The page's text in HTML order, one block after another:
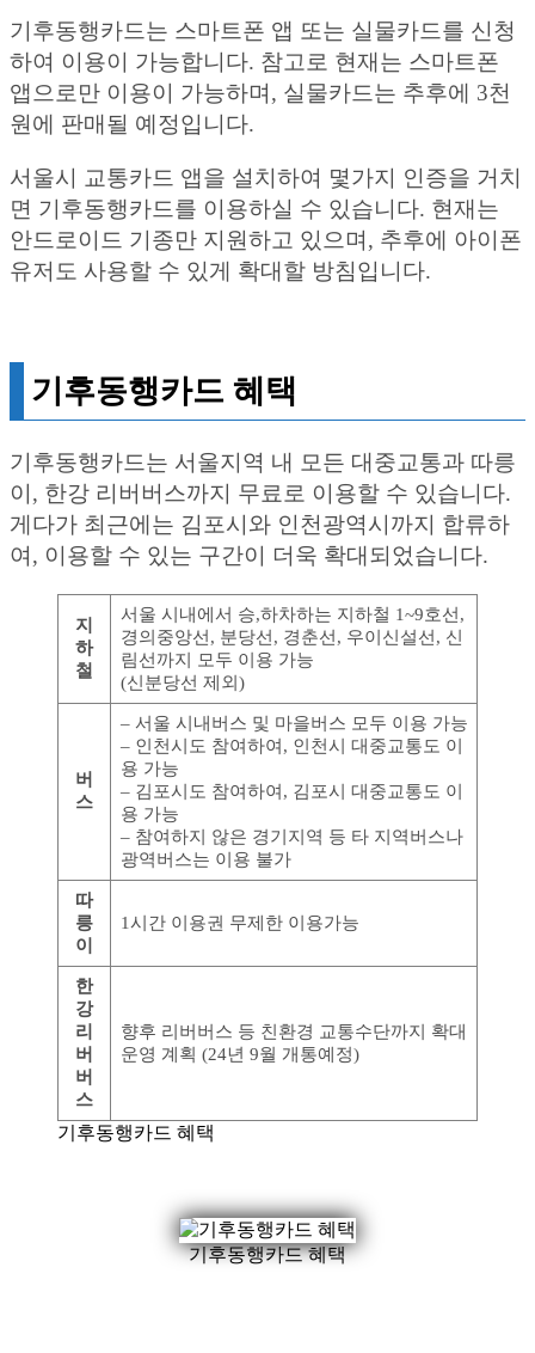
기후동행카드는 스마트폰 앱 또는 실물카드를 신청
하여 이용이 가능합니다. 참고로 현재는 스마트폰
앱으로만 이용이 가능하며, 실물카드는 추후에 3천
원에 판매될 예정입니다.
서울시 교통카드 앱을 설치하여 몇가지 인증을 거치
면 기후동행카드를 이용하실 수 있습니다. 현재는
안드로이드 기종만 지원하고 있으며, 추후에 아이폰
유저도 사용할 수 있게 확대할 방침입니다.
기후동행카드 혜택
기후동행카드는 서울지역 내 모든 대중교통과 따릉
이, 한강 리버버스까지 무료로 이용할 수 있습니다.
게다가 최근에는 김포시와 인천광역시까지 합류하
여, 이용할 수 있는 구간이 더욱 확대되었습니다.
지
하
철
서울 시내에서 승,하차하는 지하철 1~9호선,
경의중앙선, 분당선, 경춘선, 우이신설선, 신
림선까지 모두 이용 가능
(신분당선 제외)
버
스
– 서울 시내버스 및 마을버스 모두 이용 가능
– 인천시도 참여하여, 인천시 대중교통도 이
용 가능
– 김포시도 참여하여, 김포시 대중교통도 이
용 가능
– 참여하지 않은 경기지역 등 타 지역버스나
광역버스는 이용 불가
따
릉
이
1시간 이용권 무제한 이용가능
한
강
리
버
버
스
향후 리버버스 등 친환경 교통수단까지 확대
운영 계획 (24년 9월 개통예정)
기후동행카드 혜택
기후동행카드 혜택